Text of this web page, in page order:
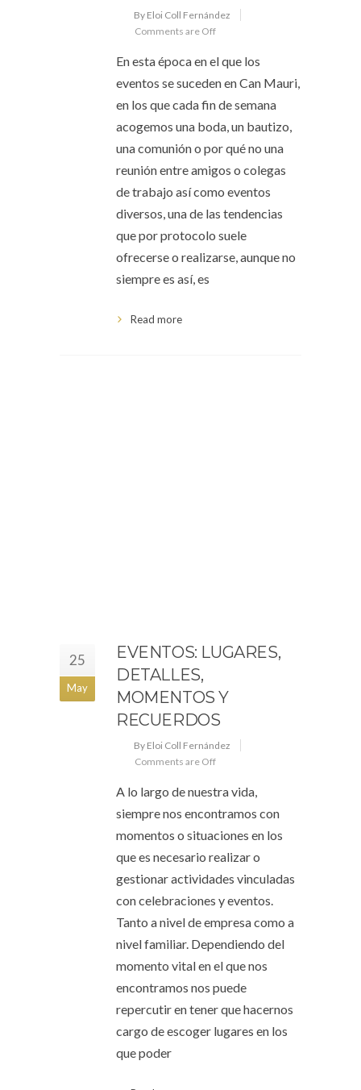
By Eloi Coll Fernández
Comments are Off
En esta época en el que los
eventos se suceden en Can Mauri,
en los que cada fin de semana
acogemos una boda, un bautizo,
una comunión o por qué no una
reunión entre amigos o colegas
de trabajo así como eventos
diversos, una de las tendencias
que por protocolo suele
ofrecerse o realizarse, aunque no
siempre es así, es
Read more
25
May
EVENTOS: LUGARES,
DETALLES,
MOMENTOS Y
RECUERDOS
By Eloi Coll Fernández
Comments are Off
A lo largo de nuestra vida,
siempre nos encontramos con
momentos o situaciones en los
que es necesario realizar o
gestionar actividades vinculadas
con celebraciones y eventos.
Tanto a nivel de empresa como a
nivel familiar. Dependiendo del
momento vital en el que nos
encontramos nos puede
repercutir en tener que hacernos
cargo de escoger lugares en los
que poder